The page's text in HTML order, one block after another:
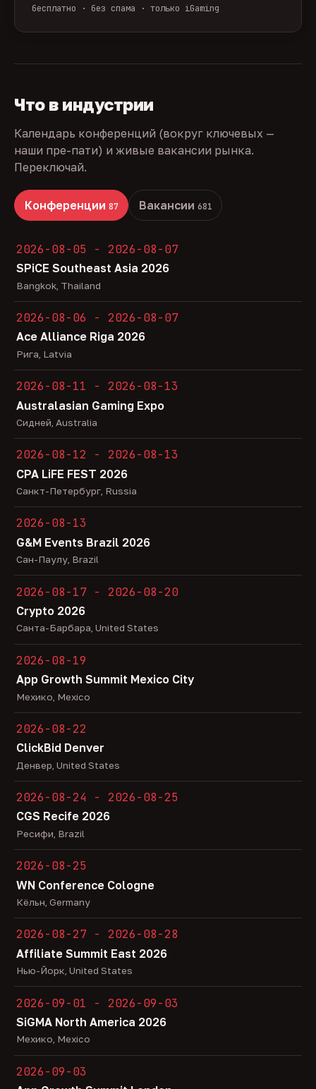
бесплатно · без спама · только iGaming
Что в индустрии
Календарь конференций (вокруг ключевых —
наши пре-пати) и живые вакансии рынка.
Переключай.
Конференции 87 Вакансии 681
2026-08-05 - 2026-08-07
SPiCE Southeast Asia 2026
Bangkok, Thailand
2026-08-06 - 2026-08-07
Ace Alliance Riga 2026
Рига, Latvia
2026-08-11 - 2026-08-13
Australasian Gaming Expo
Сидней, Australia
2026-08-12 - 2026-08-13
CPA LiFE FEST 2026
Санкт-Петербург, Russia
2026-08-13
G&M Events Brazil 2026
Сан-Паулу, Brazil
2026-08-17 - 2026-08-20
Crypto 2026
Санта-Барбара, United States
2026-08-19
App Growth Summit Mexico City
Мехико, Mexico
2026-08-22
ClickBid Denver
Денвер, United States
2026-08-24 - 2026-08-25
CGS Recife 2026
Ресифи, Brazil
2026-08-25
WN Conference Cologne
Кёльн, Germany
2026-08-27 - 2026-08-28
Affiliate Summit East 2026
Нью-Йорк, United States
2026-09-01 - 2026-09-03
SiGMA North America 2026
Мехико, Mexico
2026-09-03